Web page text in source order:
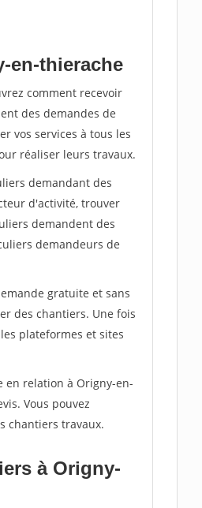
en-thierache
comment recevoir
des demandes de
vos services à tous les
réaliser leurs travaux.
demandant des
d'activité, trouver
demandent des
demandeurs de
gratuite et sans
des chantiers. Une fois
plateformes et sites
en relation à Origny-en-
Vous pouvez
chantiers travaux.
à Origny-